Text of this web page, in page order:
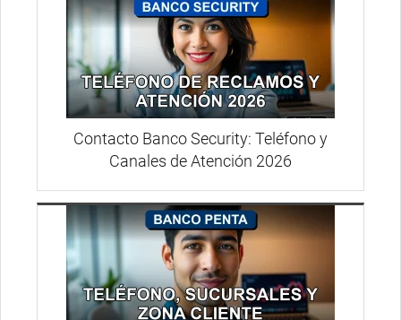
Contacto Banco Security: Teléfono y
Canales de Atención 2026